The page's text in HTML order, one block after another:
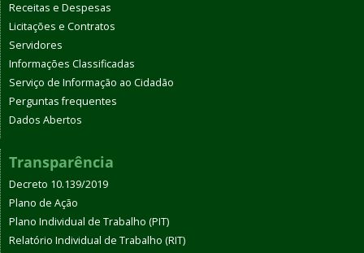
Receitas e Despesas
Licitações e Contratos
Servidores
Informações Classificadas
Serviço de Informação ao Cidadão
Perguntas frequentes
Dados Abertos
Transparência
Decreto 10.139/2019
Plano de Ação
Plano Individual de Trabalho (PIT)
Relatório Individual de Trabalho (RIT)